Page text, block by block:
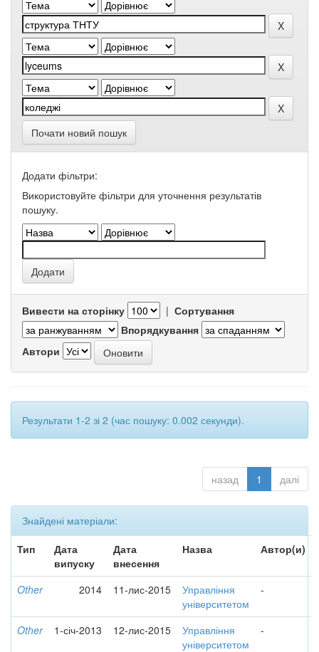
Почати новий пошук
Додати фільтри:
Використовуйте фільтри для уточнення результатів
пошуку.
Вивести на сторінку | Сортування
Впорядкування
Автори
Результати 1-2 зі 2 (час пошуку: 0.002 секунди).
назад 1 далі
Знайдені матеріали:
Тип
Дата
випуску
Дата
внесення
Назва Автор(и)
Other 2014 11-лис-2015
Управління
університетом
-
Other 1-січ-2013 12-лис-2015
Управління
університетом
-